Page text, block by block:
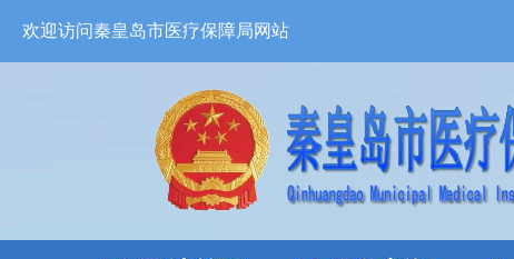
欢迎访问秦皇岛市医疗保障局网站